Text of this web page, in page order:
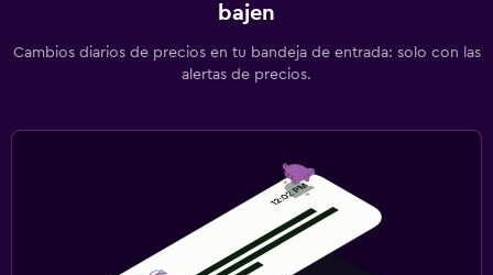
bajen
Cambios diarios de precios en tu bandeja de entrada: solo con las
alertas de precios.